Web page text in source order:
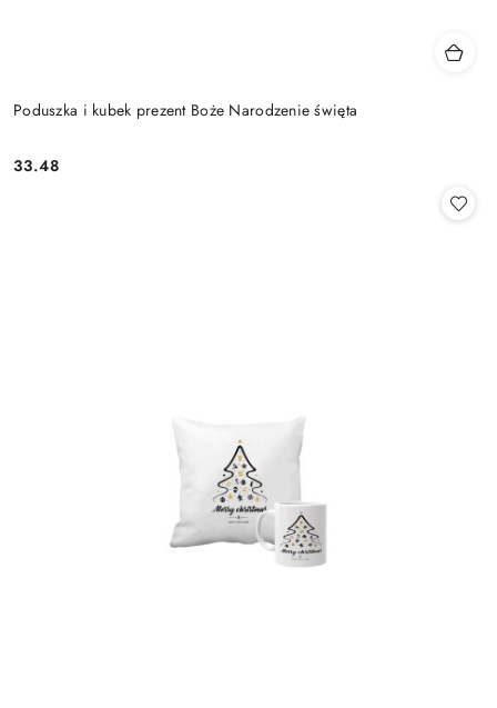
Poduszka i kubek prezent Boże Narodzenie święta
Cena:
33.48